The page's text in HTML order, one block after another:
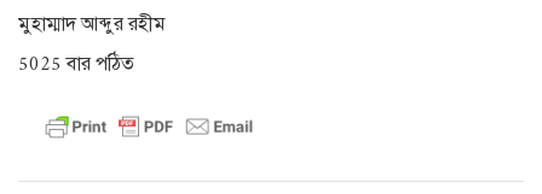
মুহাম্মাদ আব্দুর রহীম
5025 বার পঠিত